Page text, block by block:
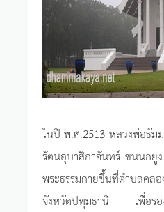
ในปี พ.ศ.2513 หลวงพ่อธัม
รัตนอุบาสิกาจันทร์ ขนนกยู
พระธรรมกายขึ้นที่ตำบลคล
จังหวัดปทุมธานี เพื่อรอง